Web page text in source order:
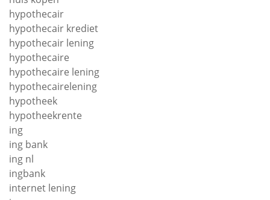
hypothecair
hypothecair krediet
hypothecair lening
hypothecaire
hypothecaire lening
hypothecairelening
hypotheek
hypotheekrente
ing
ing bank
ing nl
ingbank
internet lening